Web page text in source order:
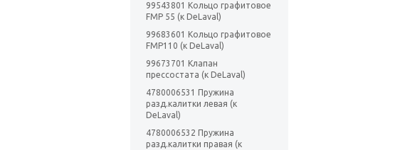
99543801 Кольцо графитовое
FMP 55 (к DeLaval)
99683601 Кольцо графитовое
FMP110 (к DeLaval)
99673701 Клапан
прессостата (к DeLaval)
4780006531 Пружина
разд.калитки левая (к
DeLaval)
4780006532 Пружина
разд.калитки правая (к